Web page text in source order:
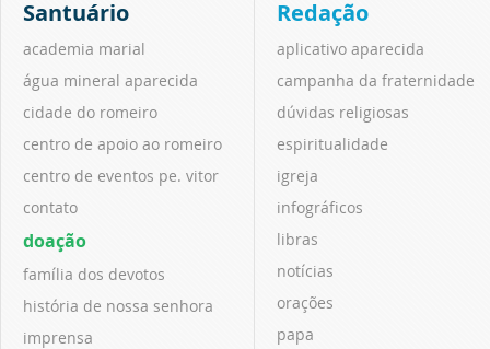
Santuário
academia marial
água mineral aparecida
cidade do romeiro
centro de apoio ao romeiro
centro de eventos pe. vitor
contato
doação
família dos devotos
história de nossa senhora
imprensa
Redação
aplicativo aparecida
campanha da fraternidade
dúvidas religiosas
espiritualidade
igreja
infográficos
libras
notícias
orações
papa